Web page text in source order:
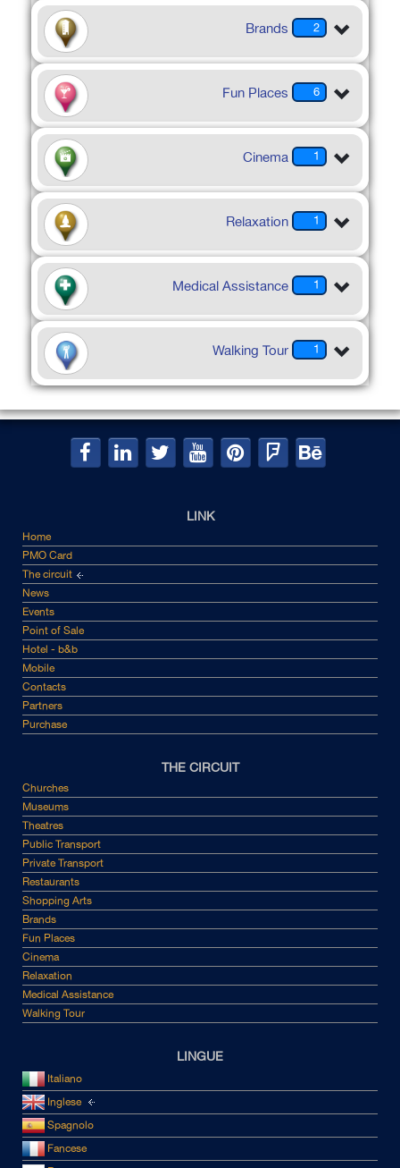
2
Brands
6
Fun Places
1
Cinema
1
Relaxation
1
Medical Assistance
1
Walking Tour
LINK
Home
PMO Card
The circuit
News
Events
Point of Sale
Hotel - b&b
Mobile
Contacts
Partners
Purchase
THE CIRCUIT
Churches
Museums
Theatres
Public Transport
Private Transport
Restaurants
Shopping Arts
Brands
Fun Places
Cinema
Relaxation
Medical Assistance
Walking Tour
LINGUE
Italiano
Inglese
Spagnolo
Fancese